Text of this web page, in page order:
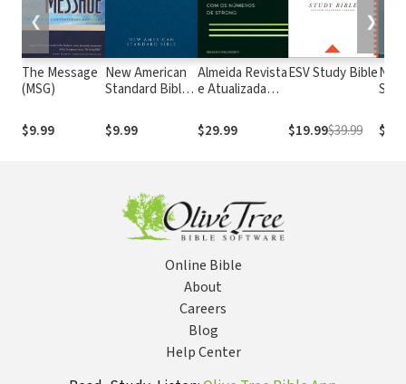
The Message
(MSG)
$9.99
New American
Standard Bible
(NASB1995)
$9.99
Almeida Revista
e Atualizada
números de
Strong
$29.99
ESV Study Bible
$19.99$39.99
❮ ❯
Online Bible
About
Careers
Blog
Help Center